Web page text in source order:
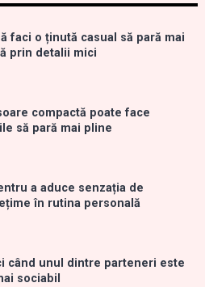
faci o ținută casual să pară mai
prin detalii mici
compactă poate face
să pară mai pline
a aduce senzația de
în rutina personală
când unul dintre parteneri este
sociabil